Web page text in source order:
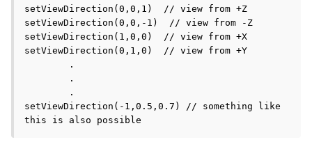
setViewDirection(0,0,1)  // view from +Z
setViewDirection(0,0,-1)  // view from -Z
setViewDirection(1,0,0)  // view from +X
setViewDirection(0,1,0)  // view from +Y
setViewDirection(-1,0.5,0.7) // something like
this is also possible